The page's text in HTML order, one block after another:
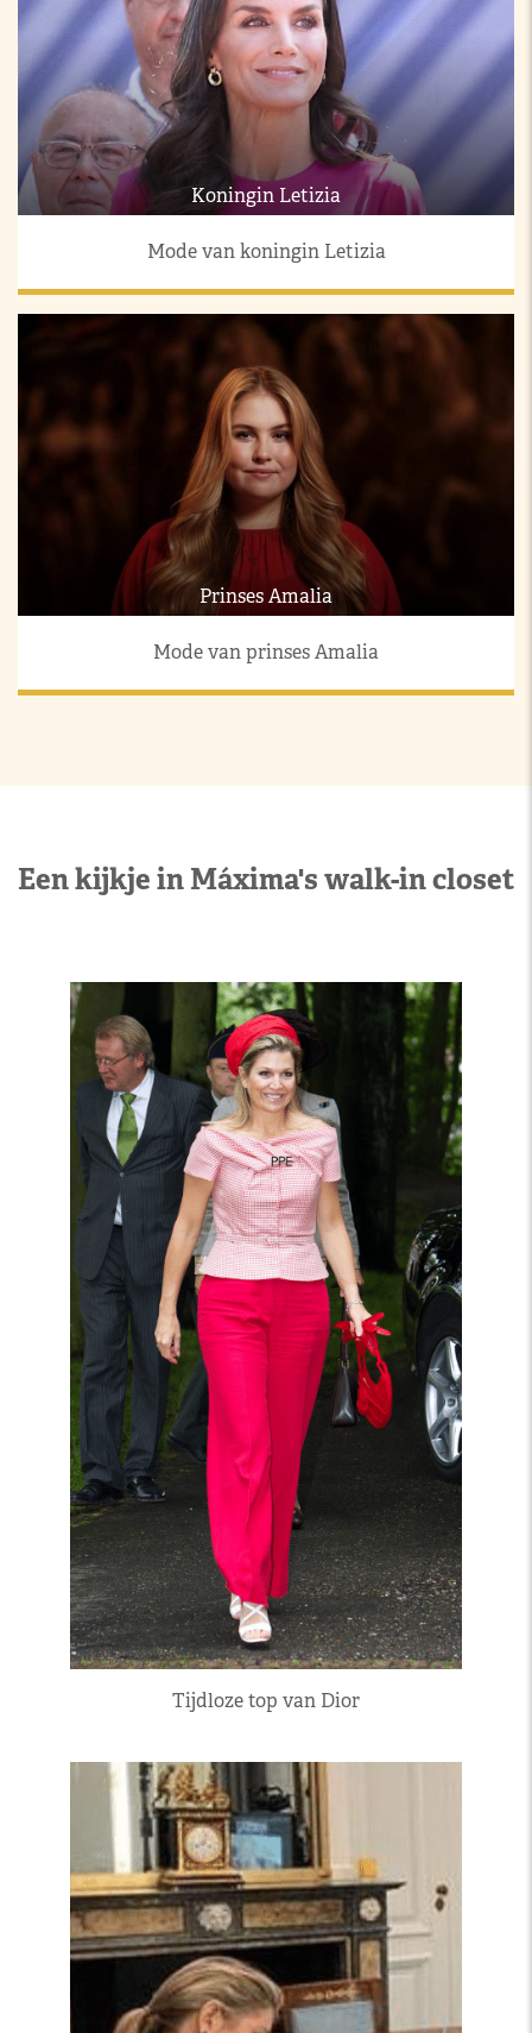
Koningin Letizia
Mode van koningin Letizia
Prinses Amalia
Mode van prinses Amalia
Een kijkje in Máxima's walk-in closet
Tijdloze top van Dior